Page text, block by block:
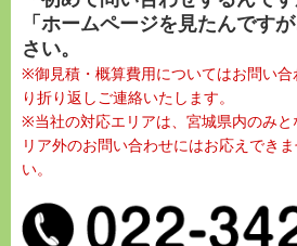
「ホームページを見たんです
さい。
※御見積・概算費用についてはお問い合
り折り返しご連絡いたします。
※当社の対応エリアは、宮城県内のみと
リア外のお問い合わせにはお応えでき
い。